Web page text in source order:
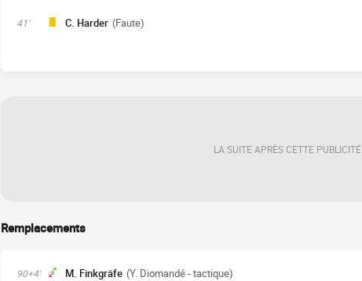
41' C. Harder (Faute)
LA SUITE APRÈS CETTE PUBLICITÉ
Remplacements
90+4' M. Finkgräfe (Y. Diomandé - tactique)